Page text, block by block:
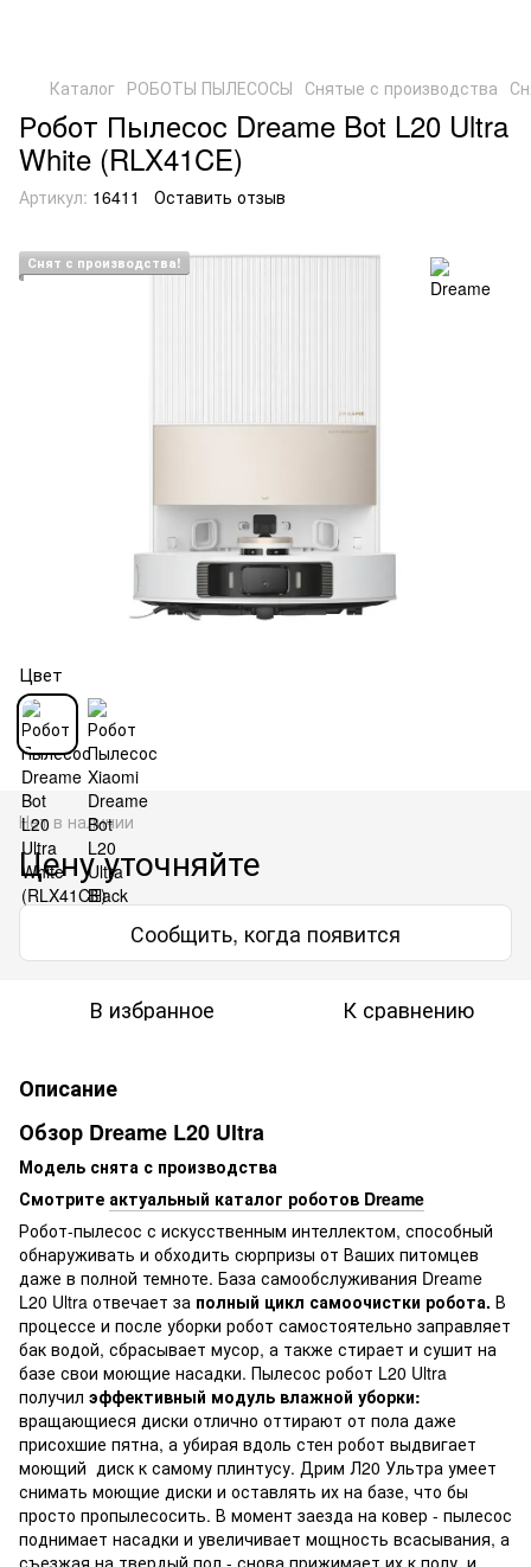
Каталог РОБОТЫ ПЫЛЕСОСЫ Снятые с производства
Робот Пылесос Dreame Bot L20 Ultra
White (RLX41CE)
Артикул: 16411 Оставить отзыв
Снят с производства!
Цвет
Нет в наличии
Цену уточняйте
Сообщить, когда появится
В избранное К сравнению
Описание
Обзор Dreame L20 Ultra
Модель снята с производства
Смотрите актуальный каталог роботов Dreame
Робот-пылесос с искусственным интеллектом, способный
обнаруживать и обходить сюрпризы от Ваших питомцев
даже в полной темноте. База самообслуживания Dreame
L20 Ultra отвечает за полный цикл самоочистки робота. В
процессе и после уборки робот самостоятельно заправляет
бак водой, сбрасывает мусор, а также стирает и сушит на
базе свои моющие насадки. Пылесос робот L20 Ultra
получил эффективный модуль влажной уборки:
вращающиеся диски отлично оттирают от пола даже
присохшие пятна, а убирая вдоль стен робот выдвигает
моющий диск к самому плинтусу. Дрим Л20 Ультра умеет
снимать моющие диски и оставлять их на базе, что бы
просто пропылесосить. В момент заезда на ковер - пылесос
поднимает насадки и увеличивает мощность всасывания, а
съезжая на твердый пол - снова прижимает их к полу, и